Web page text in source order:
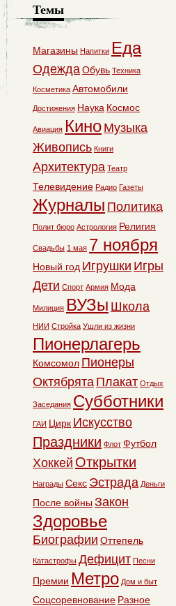
Темы
Магазины Напитки Еда
ОдеждаОбувь Техника
Косметика Автомобили
Достижения Наука Космос
Авиация Кино Музыка
Живопись Книги
Архитектура Театр
Телевидение Радио Газеты
Журналы Политика
Полит бюро Астрология Религия
Свадьбы 1 мая 7 ноября
Новый год Игрушки Игры
Дети Спорт Армия Мода
Милиция ВУЗы Школа
НИИ Стройка Ушли из жизни
Пионерлагерь
Комсомол Пионеры
Октябрята Плакат Отдых
Заседания Субботники
ГАИ Цирк Искусство
Праздники Флот Футбол
Хоккей Открытки
Награды Секс Эстрада Деньги
После войны Закон
Здоровье
Биографии Оттепель
Катастрофы Дефицит Песни
Премии Метро Дом и быт
Соцсоревнование Разное